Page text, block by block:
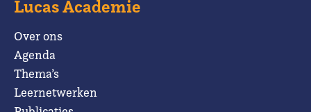
Lucas Academie
Over ons
Agenda
Thema’s
Leernetwerken